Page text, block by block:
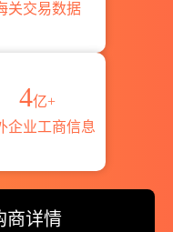
关交易数据
4亿+
企业工商信息
商详情